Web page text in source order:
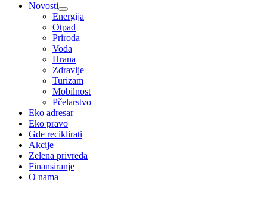
Novosti
Energija
Otpad
Priroda
Voda
Hrana
Zdravlje
Turizam
Mobilnost
Pčelarstvo
Eko adresar
Eko pravo
Gde reciklirati
Akcije
Zelena privreda
Finansiranje
O nama